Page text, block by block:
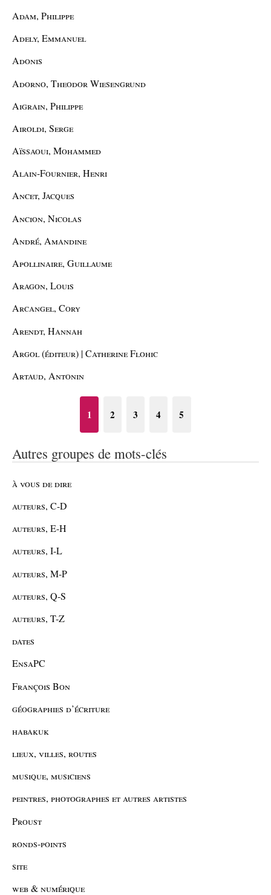
Adam, Philippe
Adely, Emmanuel
Adonis
Adorno, Theodor Wiesengrund
Aigrain, Philippe
Airoldi, Serge
Aïssaoui, Mohammed
Alain-Fournier, Henri
Ancet, Jacques
Ancion, Nicolas
André, Amandine
Apollinaire, Guillaume
Aragon, Louis
Arcangel, Cory
Arendt, Hannah
Argol (éditeur) | Catherine Flohic
Artaud, Antonin
1 2 3 4 5
Autres groupes de mots-clés
à vous de dire
auteurs, C-D
auteurs, E-H
auteurs, I-L
auteurs, M-P
auteurs, Q-S
auteurs, T-Z
dates
EnsaPC
François Bon
géographies d’écriture
habakuk
lieux, villes, routes
musique, musiciens
peintres, photographes et autres artistes
Proust
ronds-points
site
web & numérique